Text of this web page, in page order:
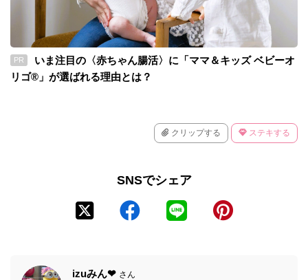
PR
いま注目の〈赤ちゃん腸活〉に「ママ＆キッズ ベビーオ
リゴ®」が選ばれる理由とは？
クリップする ステキする
SNSでシェア
izuみん❤ さん